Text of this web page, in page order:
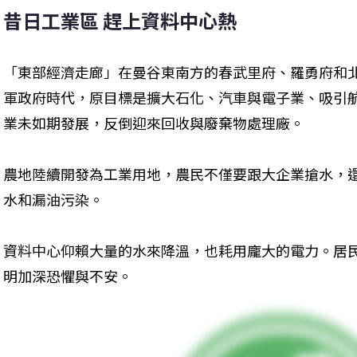
昔日工業區 趕上資料中心熱
「東部經濟走廊」在曼谷東南方的春武里府、羅勇府
軍政府時代，原目標是擴大石化、汽車與電子業、吸引
業未如期發展，反倒迎來回收與廢棄物處理廠。
農地陸續開發為工業用地，農民不僅要跟大企業搶水
水和漏油污染。
資料中心仰賴大量的水來降溫，也耗用龐大的電力。居
明加深恐懼與不安。